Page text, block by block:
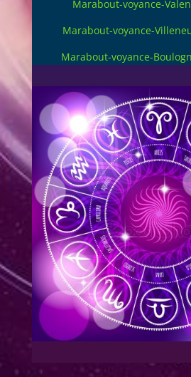
Marabout-voyance-
Marabout-voyance-
Marabout-voyance-